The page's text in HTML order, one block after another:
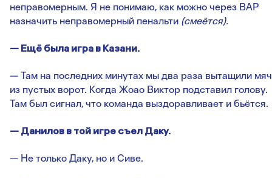
неправомерным. Я не понимаю, как можно через ВАР
назначить неправомерный пенальти (смеётся).
— Ещё была игра в Казани.
— Там на последних минутах мы два раза вытащили мяч
из пустых ворот. Когда Жоао Виктор подставил голову.
Там был сигнал, что команда выздоравливает и бьётся.
— Данилов в той игре съел Даку.
— Не только Даку, но и Сиве.